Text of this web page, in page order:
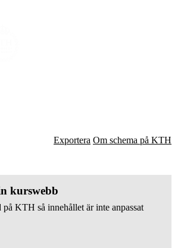
Exportera Om schema på KTH
kurswebb
KTH så innehållet är inte anpassat